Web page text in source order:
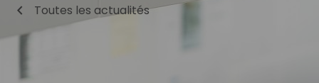
chevron_left Toutes les actualités